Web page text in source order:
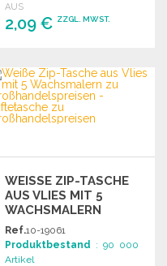
Holzanspitzer.
AUS
2,09 € ZZGL. MWST.
Angebot anfordern
WEISSE ZIP-TASCHE A
US VLIES MIT 5 W
ACHSMALERN
Ref.10-19061
Produktbestand : 90 000
Artikel